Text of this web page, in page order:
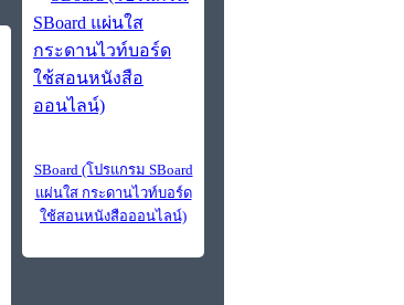
SBoard (โปรแกรม SBoard
แผ่นใส กระดานไวท์บอร์ด
ใช้สอนหนังสือออนไลน์)